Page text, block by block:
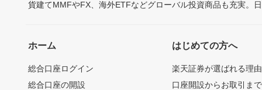
貨建てMMFやFX、海外ETFなどグローバル投資商品も充実。
ホーム
総合口座ログイン
総合口座の開設
はじめての方へ
楽天証券が選ばれる理由
口座開設からお取引ま